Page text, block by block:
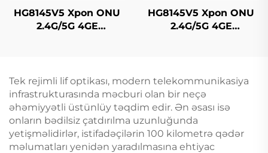
HG8145V5 Xpon ONU
2.4G/5G 4GE
HG8145V5 Xpon ONU
2.4G/5G 4GE
Tek rejimli lif optikası, modern telekommunikasiya
infrastrukturasında məcburi olan bir neçə
əhəmiyyətli üstünlüy təqdim edir. Ən əsası isə
onların bədilsiz çatdırılma uzunluğunda
yetişməlidirlər, istifadəçilərin 100 kilometrə qədər
məlumatları yenidən yaradılmasına ehtiyac